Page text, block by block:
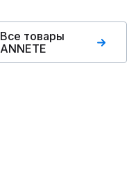
Все товары
ANNETE